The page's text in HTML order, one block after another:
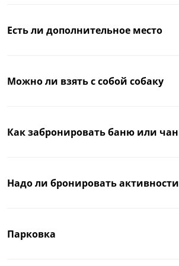
Есть ли дополнительное место
Можно ли взять с собой собаку
Как забронировать баню или чан
Надо ли бронировать активности
Парковка